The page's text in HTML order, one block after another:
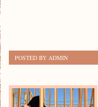
POSTED BY ADMIN